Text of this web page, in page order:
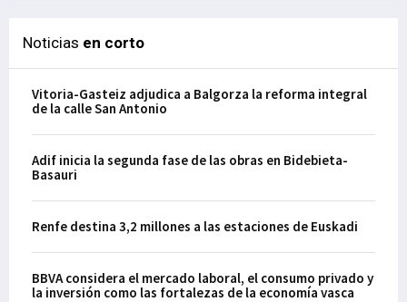
Noticias en corto
Vitoria-Gasteiz adjudica a Balgorza la reforma integral
de la calle San Antonio
Adif inicia la segunda fase de las obras en Bidebieta-
Basauri
Renfe destina 3,2 millones a las estaciones de Euskadi
BBVA considera el mercado laboral, el consumo privado y
la inversión como las fortalezas de la economía vasca